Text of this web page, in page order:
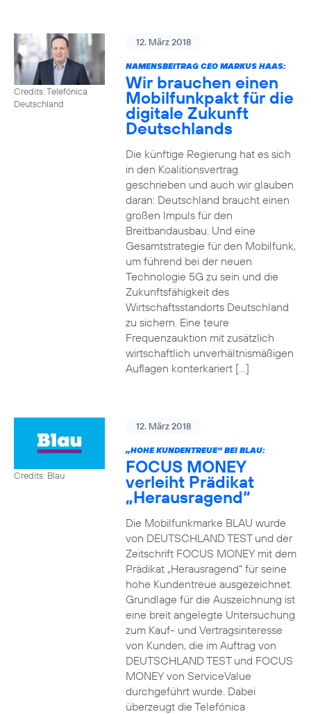
Credits: Telefónica
Deutschland
12. März 2018
NAMENSBEITRAG CEO MARKUS HAAS:
Wir brauchen einen
Mobilfunkpakt für die
digitale Zukunft
Deutschlands
Die künftige Regierung hat es sich
in den Koalitionsvertrag
geschrieben und auch wir glauben
daran: Deutschland braucht einen
großen Impuls für den
Breitbandausbau. Und eine
Gesamtstrategie für den Mobilfunk,
um führend bei der neuen
Technologie 5G zu sein und die
Zukunftsfähigkeit des
Wirtschaftsstandorts Deutschland
zu sichern. Eine teure
Frequenzauktion mit zusätzlich
wirtschaftlich unverhältnismäßigen
Auflagen konterkariert […]
Credits: Blau
12. März 2018
„HOHE KUNDENTREUE“ BEI BLAU:
FOCUS MONEY
verleiht Prädikat
„Herausragend“
Die Mobilfunkmarke BLAU wurde
von DEUTSCHLAND TEST und der
Zeitschrift FOCUS MONEY mit dem
Prädikat „Herausragend“ für seine
hohe Kundentreue ausgezeichnet.
Grundlage für die Auszeichnung ist
eine breit angelegte Untersuchung
zum Kauf- und Vertragsinteresse
von Kunden, die im Auftrag von
DEUTSCHLAND TEST und FOCUS
MONEY von ServiceValue
durchgeführt wurde. Dabei
überzeugt die Telefónica